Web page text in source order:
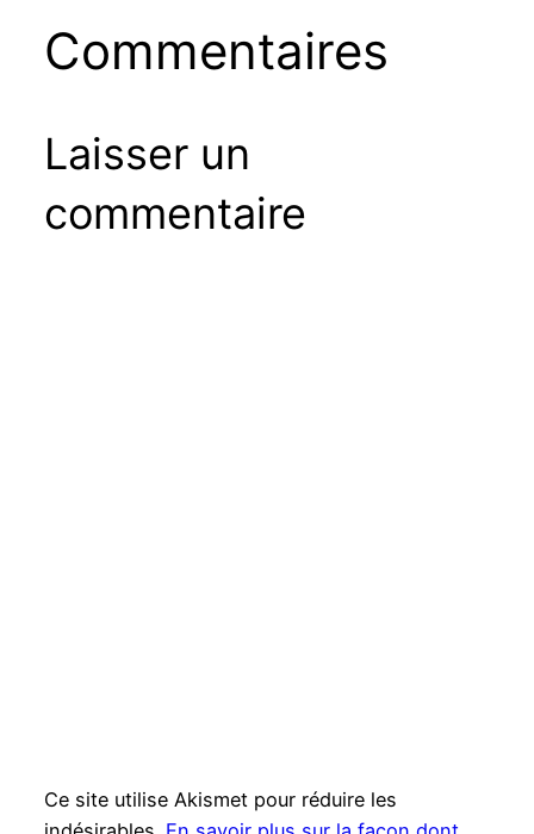
Commentaires
Laisser un
commentaire
Ce site utilise Akismet pour réduire les